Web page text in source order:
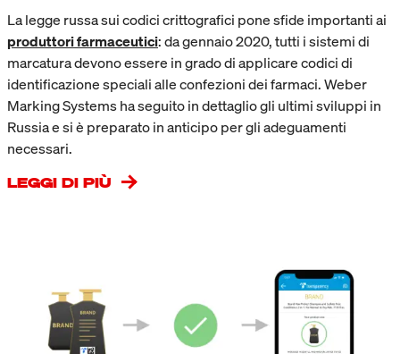
La legge russa sui codici crittografici pone sfide importanti ai
produttori farmaceutici: da gennaio 2020, tutti i sistemi di
marcatura devono essere in grado di applicare codici di
identificazione speciali alle confezioni dei farmaci. Weber
Marking Systems ha seguito in dettaglio gli ultimi sviluppi in
Russia e si è preparato in anticipo per gli adeguamenti
necessari.
LEGGI DI PIÙ